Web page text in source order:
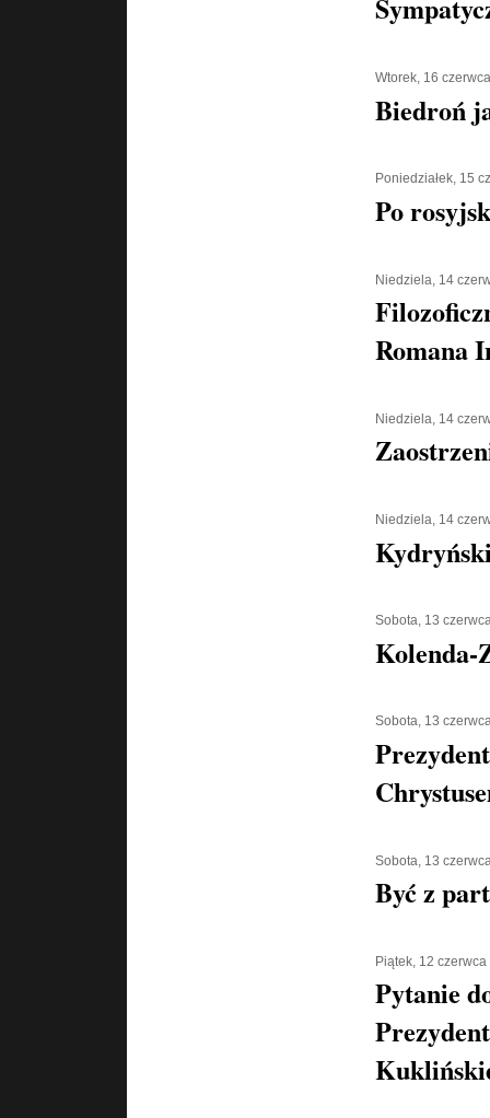
Wtorek, 16
Biedroń
Poniedziałek, 15
Po
Niedziela, 14
Romana
Niedziela, 14
Niedziela, 14
Sobota, 13
Kolenda-
Sobota, 13
Sobota, 13
Być z
Piątek, 12
Pytanie